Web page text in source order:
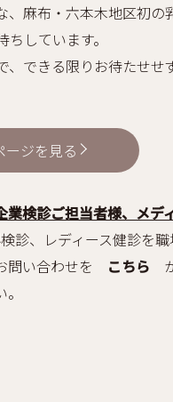
、麻布・六本木地区初の
しています。
、できる限りお待たせせ
ージを見る
業検診ご担当者様、メ
、レディース健診を職
問い合わせを こちら